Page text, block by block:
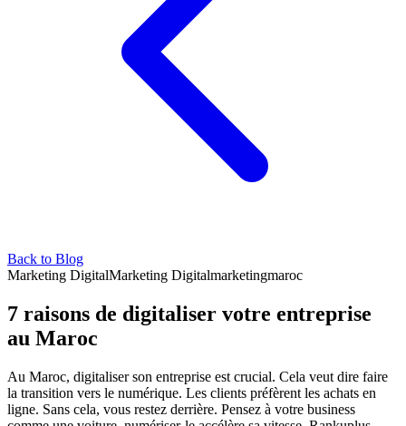
Back to Blog
Marketing DigitalMarketing Digitalmarketingmaroc
7 raisons de digitaliser votre entreprise
au Maroc
Au Maroc, digitaliser son entreprise est crucial. Cela veut dire faire
la transition vers le numérique. Les clients préfèrent les achats en
ligne. Sans cela, vous restez derrière. Pensez à votre business